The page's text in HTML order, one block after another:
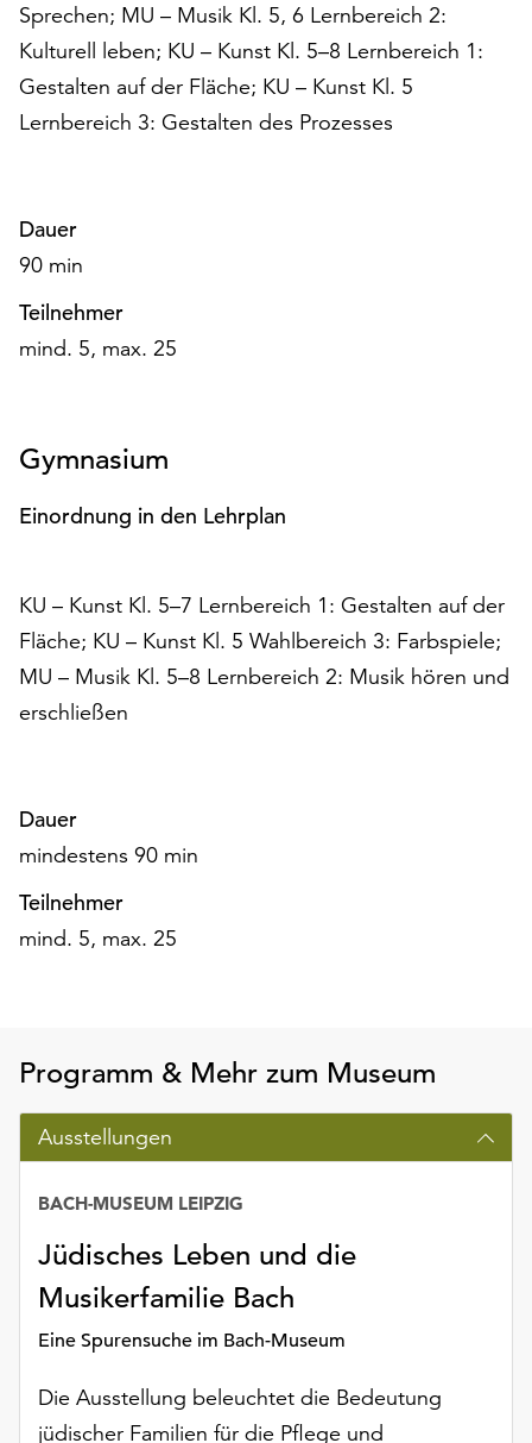
erreichen
Sie
die
Einstellungen
über
„Auswählen“.
Weitere
finden
Sie
oder
dem
Impressum
Sprechen; MU – Musik Kl. 5, 6 Lernbereich 2:
Kulturell leben; KU – Kunst Kl. 5–8 Lernbereich 1:
Gestalten auf der Fläche; KU – Kunst Kl. 5
Lernbereich 3: Gestalten des Prozesses
Dauer
90 min
Teilnehmer
mind. 5, max. 25
Gymnasium
Einordnung in den Lehrplan
KU – Kunst Kl. 5–7 Lernbereich 1: Gestalten auf der
Fläche; KU – Kunst Kl. 5 Wahlbereich 3: Farbspiele;
MU – Musik Kl. 5–8 Lernbereich 2: Musik hören und
erschließen
Dauer
mindestens 90 min
Teilnehmer
mind. 5, max. 25
Programm & Mehr zum Museum
Ausstellungen
Jüdisches Leben und die
Musikerfamilie Bach
Eine Spurensuche im Bach-Museum
BACH-MUSEUM LEIPZIG
Die Ausstellung beleuchtet die Bedeutung
jüdischer Familien für die Pflege und